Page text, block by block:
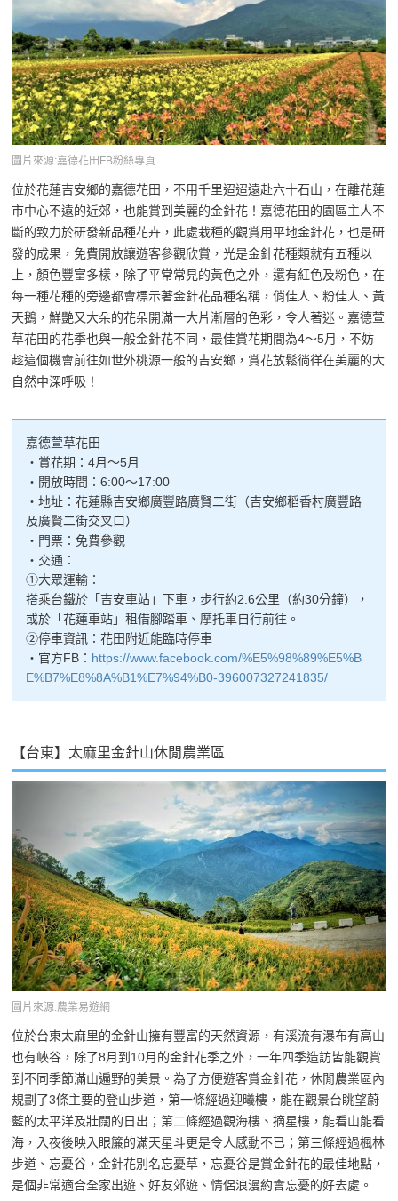
圖片來源:嘉德花田FB粉絲專頁
位於花蓮吉安鄉的嘉德花田，不用千里迢迢遠赴六十石山，在離花蓮
市中心不遠的近郊，也能賞到美麗的金針花！嘉德花田的園區主人不
斷的致力於研發新品種花卉，此處栽種的觀賞用平地金針花，也是研
發的成果，免費開放讓遊客參觀欣賞，光是金針花種類就有五種以
上，顏色豐富多樣，除了平常常見的黃色之外，還有紅色及粉色，在
每一種花種的旁邊都會標示著金針花品種名稱，俏佳人、粉佳人、黃
天鵝，鮮艷又大朵的花朵開滿一大片漸層的色彩，令人著迷。嘉德萱
草花田的花季也與一般金針花不同，最佳賞花期間為4～5月，不妨
趁這個機會前往如世外桃源一般的吉安鄉，賞花放鬆徜徉在美麗的大
自然中深呼吸！
嘉德萱草花田
・賞花期：4月～5月
・開放時間：6:00～17:00
・地址：花蓮縣吉安鄉廣豐路廣賢二街（吉安鄉稻香村廣豐路
及廣賢二街交叉口）
・門票：免費參觀
・交通：
①大眾運輸：
搭乘台鐵於「吉安車站」下車，步行約2.6公里（約30分鐘），
或於「花蓮車站」租借腳踏車、摩托車自行前往。
②停車資訊：花田附近能臨時停車
・官方FB： https://www.facebook.com/%E5%98%89%E5%B
E%B7%E8%8A%B1%E7%94%B0-396007327241835/
【台東】太麻里金針山休閒農業區
圖片來源:農業易遊網
位於台東太麻里的金針山擁有豐富的天然資源，有溪流有瀑布有高山
也有峽谷，除了8月到10月的金針花季之外，一年四季造訪皆能觀賞
到不同季節滿山遍野的美景。為了方便遊客賞金針花，休閒農業區內
規劃了3條主要的登山步道，第一條經過迎曦樓，能在觀景台眺望蔚
藍的太平洋及壯闊的日出；第二條經過觀海樓、摘星樓，能看山能看
海，入夜後映入眼簾的滿天星斗更是令人感動不已；第三條經過楓林
步道、忘憂谷，金針花別名忘憂草，忘憂谷是賞金針花的最佳地點，
是個非常適合全家出遊、好友郊遊、情侶浪漫約會忘憂的好去處。